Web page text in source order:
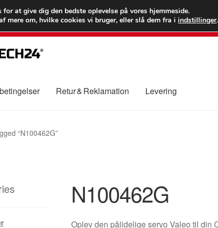
LEVERING fra 55 kr.
Retur & Reklamation Levering
“N100462G”
N100462G
Oplev den pålidelige servo Valeo til din
at give dig den bedste oplevelse på vores hjemmeside.
mere om, hvilke cookies vi bruger, eller slå dem fra iindstillinger.